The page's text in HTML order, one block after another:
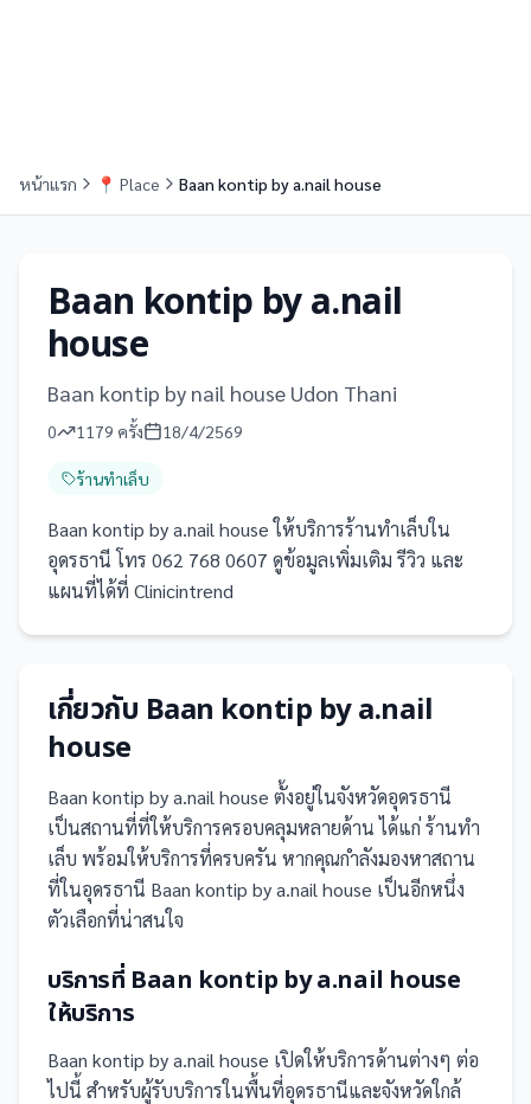
หน้าแรก 📍 Place Baan kontip by a.nail house
Baan kontip by a.nail
house
Baan kontip by nail house Udon Thani
0 1179 ครั้ง 18/4/2569
ร้านทำเล็บ
Baan kontip by a.nail house ให้บริการร้านทำเล็บใน
อุดรธานี โทร 062 768 0607 ดูข้อมูลเพิ่มเติม รีวิว และ
แผนที่ได้ที่ Clinicintrend
เกี่ยวกับ Baan kontip by a.nail
house
Baan kontip by a.nail house ตั้งอยู่ในจังหวัดอุดรธานี
เป็นสถานที่ที่ให้บริการครอบคลุมหลายด้าน ได้แก่ ร้านทำ
เล็บ พร้อมให้บริการที่ครบครัน หากคุณกำลังมองหาสถาน
ที่ในอุดรธานี Baan kontip by a.nail house เป็นอีกหนึ่ง
ตัวเลือกที่น่าสนใจ
บริการที่ Baan kontip by a.nail house
ให้บริการ
Baan kontip by a.nail house เปิดให้บริการด้านต่างๆ ต่อ
ไปนี้ สำหรับผู้รับบริการในพื้นที่อุดรธานีและจังหวัดใกล้